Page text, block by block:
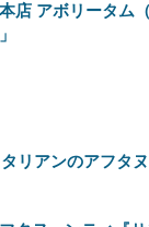
店 アボリータム
リアンのアフタ